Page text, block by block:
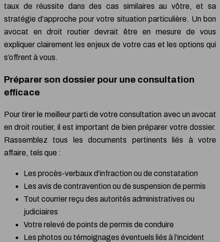
taux de réussite dans des cas similaires au vôtre, et sa
stratégie d’approche pour votre situation particulière. Un bon
avocat en droit routier devrait être en mesure de vous
expliquer clairement les enjeux de votre cas et les options qui
s’offrent à vous.
Préparer son dossier pour une consultation
efficace
Pour tirer le meilleur parti de votre consultation avec un avocat
en droit routier, il est important de bien préparer votre dossier.
Rassemblez tous les documents pertinents liés à votre
affaire, tels que :
Les procès-verbaux d’infraction ou de constatation
Les avis de contravention ou de suspension de permis
Tout courrier reçu des autorités administratives ou
judiciaires
Votre relevé de points de permis de conduire
Les photos ou témoignages éventuels liés à l’incident